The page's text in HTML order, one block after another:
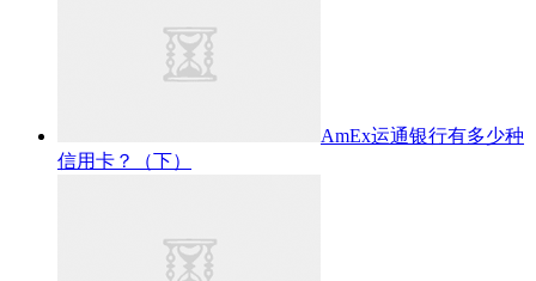
AmEx运通银行有多少种
信用卡？（下）